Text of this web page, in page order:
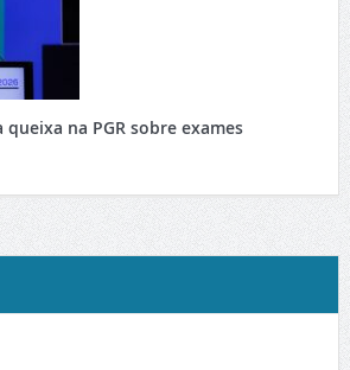
na PGR sobre exames